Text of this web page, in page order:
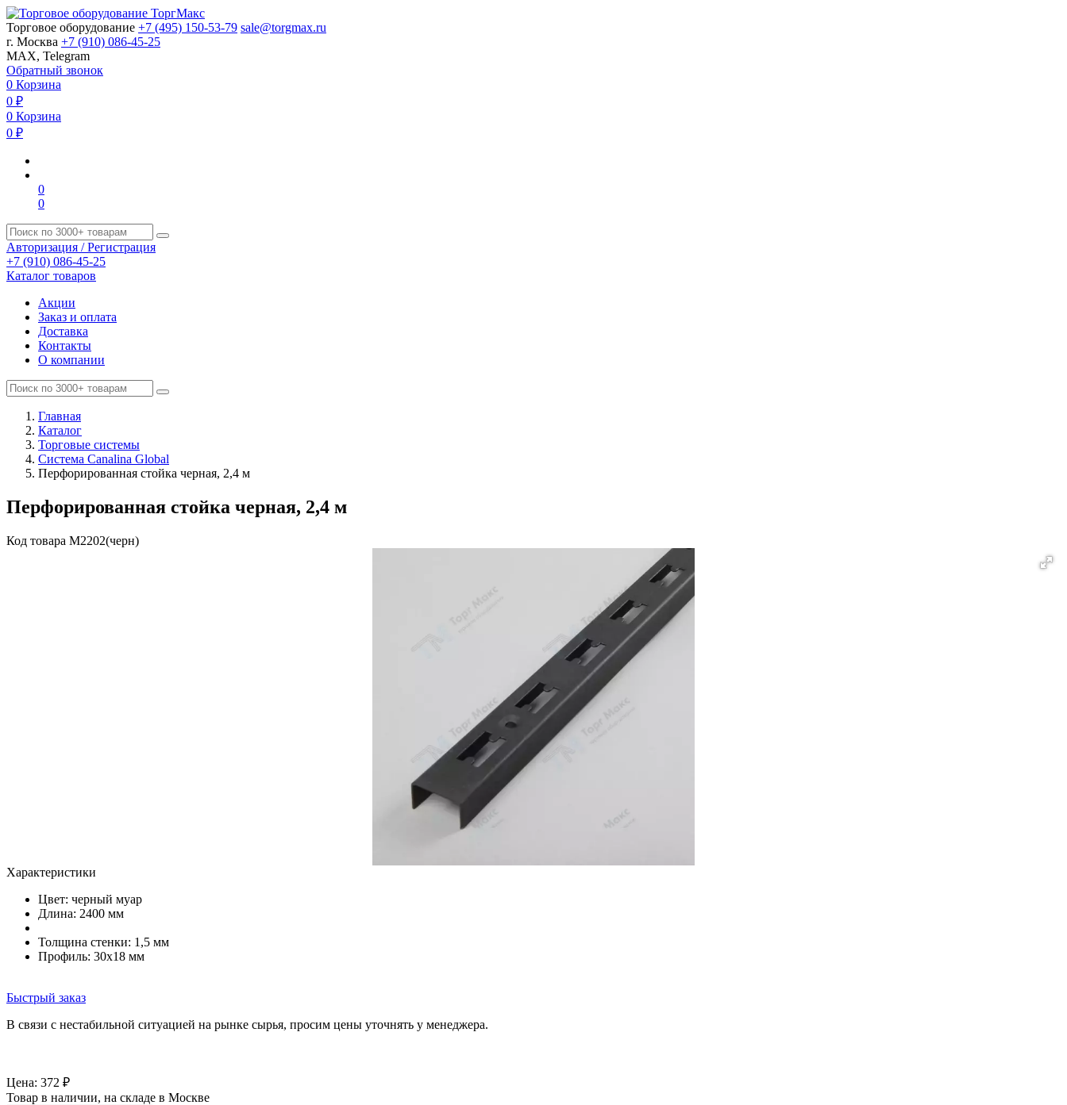
Торговое оборудование +7 (495) 150-53-79 sale@torgmax.ru
г. Москва +7 (910) 086-45-25
MAX, Telegram
Обратный звонок
0 Корзина
0 ₽
0 Корзина
0 ₽
0
0
Авторизация / Регистрация
+7 (910) 086-45-25
Каталог товаров
Акции
Заказ и оплата
Доставка
Контакты
О компании
Главная
Каталог
Торговые системы
Система Canalina Global
Перфорированная стойка черная, 2,4 м
Перфорированная стойка черная, 2,4 м
Код товара M2202(черн)
Характеристики
Цвет: черный муар
Длина: 2400 мм
Толщина стенки: 1,5 мм
Профиль: 30х18 мм
Быстрый заказ
В связи с нестабильной ситуацией на рынке сырья, просим цены уточнять у менеджера.
Цена: 372 ₽
Товар в наличии, на складе в Москве